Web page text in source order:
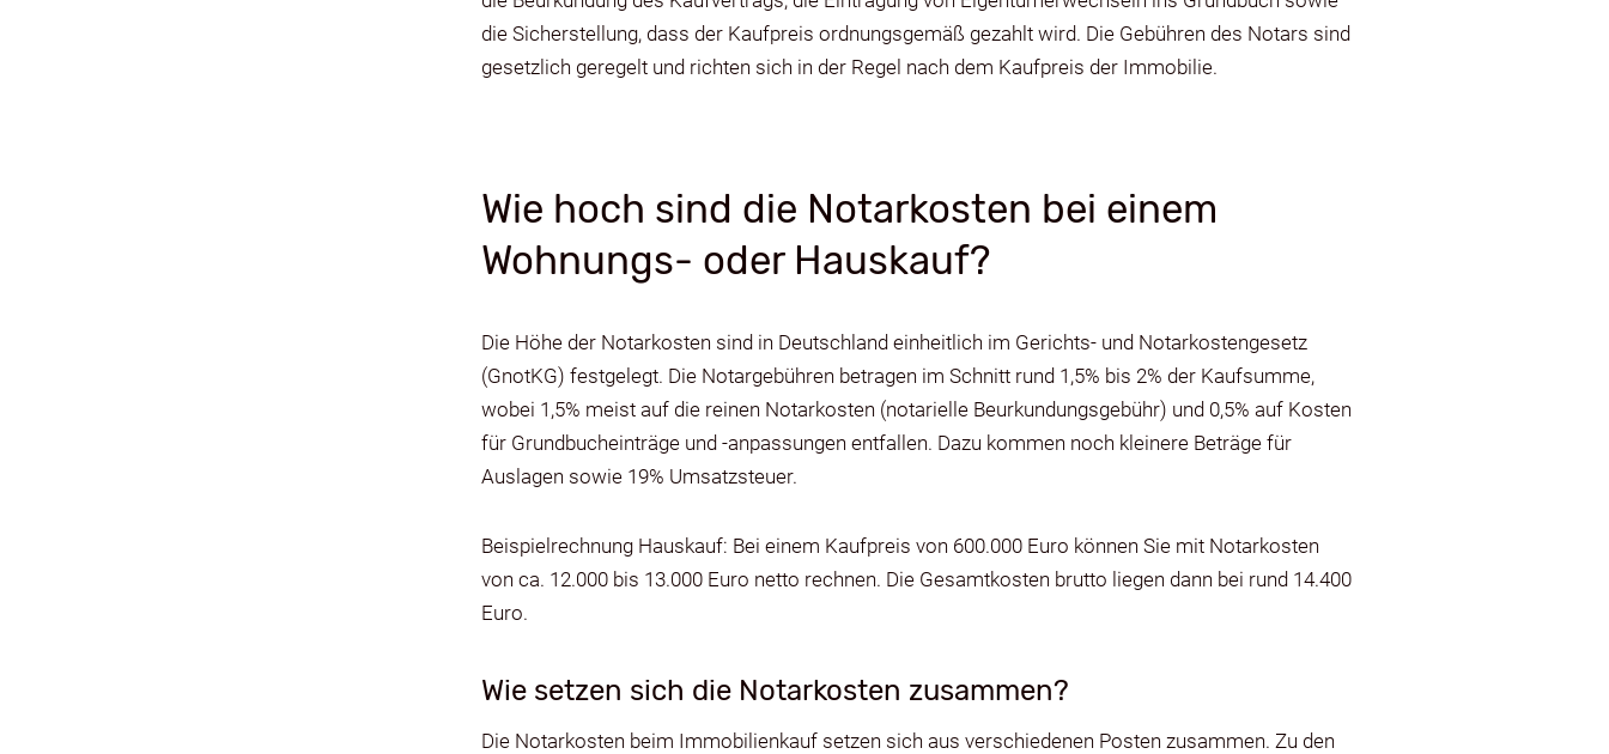
die Sicherstellung, dass der Kaufpreis ordnungsgemäß gezahlt wird. Die Gebühren des Notars sind
gesetzlich geregelt und richten sich in der Regel nach dem Kaufpreis der Immobilie.
Wie hoch sind die Notarkosten bei einem
Wohnungs- oder Hauskauf?
Die Höhe der Notarkosten sind in Deutschland einheitlich im Gerichts- und Notarkostengesetz
(GnotKG) festgelegt. Die Notargebühren betragen im Schnitt rund 1,5% bis 2% der Kaufsumme,
wobei 1,5% meist auf die reinen Notarkosten (notarielle Beurkundungsgebühr) und 0,5% auf Kosten
für Grundbucheinträge und -anpassungen entfallen. Dazu kommen noch kleinere Beträge für
Auslagen sowie 19% Umsatzsteuer.
Beispielrechnung Hauskauf: Bei einem Kaufpreis von 600.000 Euro können Sie mit Notarkosten
von ca. 12.000 bis 13.000 Euro netto rechnen. Die Gesamtkosten brutto liegen dann bei rund 14.400
Euro.
Wie setzen sich die Notarkosten zusammen?
Die Notarkosten beim Immobilienkauf setzen sich aus verschiedenen Posten zusammen. Zu den